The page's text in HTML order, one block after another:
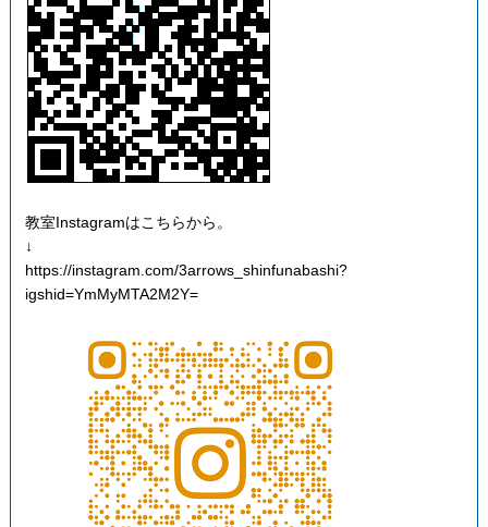
教室Instagramはこちらから。
↓
https://instagram.com/3arrows_shinfunabashi?
igshid=YmMyMTA2M2Y=